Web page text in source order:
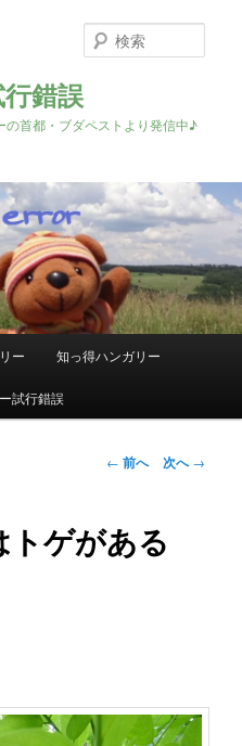
錯誤
首都・ブダペストより発信中♪
索
ー 知っ得ハンガリー
試行錯誤
投
ビ
ゲ
← 前へ 次へ→
ゲがある